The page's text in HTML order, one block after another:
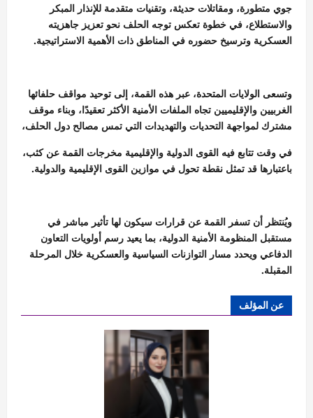
جوي متطورة، ومقاتلات حديثة، وتقنيات متقدمة للإنذار المبكر
والاستطلاع، في خطوة تعكس توجه الحلف نحو تعزيز جاهزيته
العسكرية وترسيخ حضوره في المناطق ذات الأهمية الاستراتيجية.
وتسعى الولايات المتحدة، عبر هذه القمة، إلى توحيد مواقف حلفائها
الغربيين والإقليميين تجاه الملفات الأمنية الأكثر تعقيدًا، وبناء موقف
مشترك لمواجهة التحديات والتهديدات التي تمس مصالح دول الحلف،
في وقت تتابع فيه القوى الدولية والإقليمية مخرجات القمة عن كثب،
باعتبارها قد تمثل نقطة تحول في موازين القوى الإقليمية والدولية.
ويُنتظر أن تسفر القمة عن قرارات سيكون لها تأثير مباشر في
مستقبل المنظومة الأمنية الدولية، بما يعيد رسم أولويات التعاون
الدفاعي ويحدد مسار التوازنات السياسية والعسكرية خلال المرحلة
المقبلة.
عن المؤلف